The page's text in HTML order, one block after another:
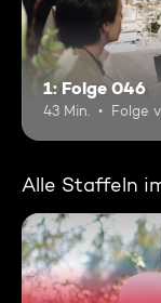
1: Folge 046
43 Min. Folge
Alle Staffeln